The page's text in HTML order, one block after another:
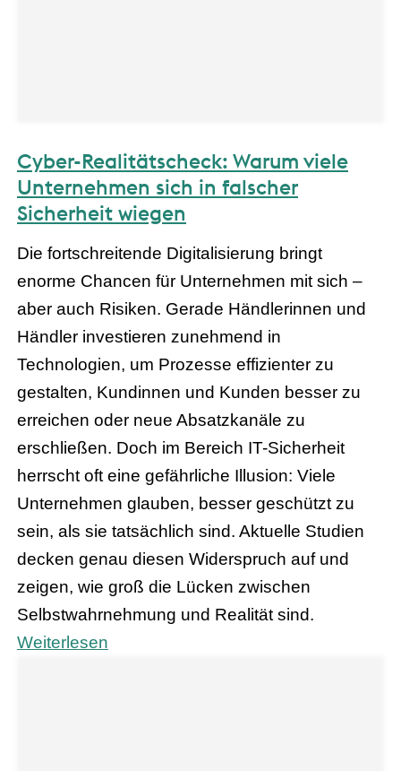
Cyber-Realitätscheck: Warum viele
Unternehmen sich in falscher
Sicherheit wiegen
Die fortschreitende Digitalisierung bringt
enorme Chancen für Unternehmen mit sich –
aber auch Risiken. Gerade Händlerinnen und
Händler investieren zunehmend in
Technologien, um Prozesse effizienter zu
gestalten, Kundinnen und Kunden besser zu
erreichen oder neue Absatzkanäle zu
erschließen. Doch im Bereich IT-Sicherheit
herrscht oft eine gefährliche Illusion: Viele
Unternehmen glauben, besser geschützt zu
sein, als sie tatsächlich sind. Aktuelle Studien
decken genau diesen Widerspruch auf und
zeigen, wie groß die Lücken zwischen
Selbstwahrnehmung und Realität sind.
Weiterlesen